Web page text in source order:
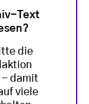
Text
die
- damit
viele